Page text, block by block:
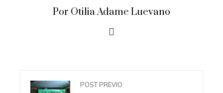
Por Otilia Adame Luevano
POST PREVIO